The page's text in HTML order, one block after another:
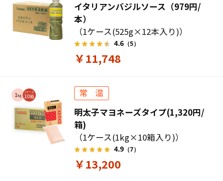
イタリアンバジルソース（979円/
本）
（1ケース(525g×12本入り)）
4.6 （5）
￥11,748
明太子マヨネーズタイプ(1,320円/
箱)
（1ケース(1kg×10箱入り)）
4.9 （7）
￥13,200